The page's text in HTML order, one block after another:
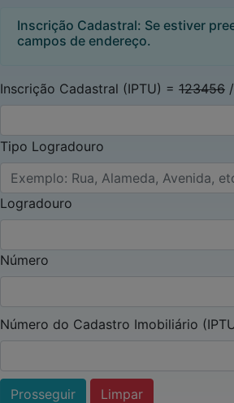
Inscrição Cadastral: Se estiver
campos de endereço.
Inscrição Cadastral (IPTU) = 123456 /
Tipo Logradouro
Logradouro
Número
Número do Cadastro Imobiliário
Prosseguir Limpar